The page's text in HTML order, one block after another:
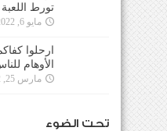
تورط اللعبة
مايو 6, 2022
ارحلوا
الأوهام
مارس 25, 2022
تحت الضوء